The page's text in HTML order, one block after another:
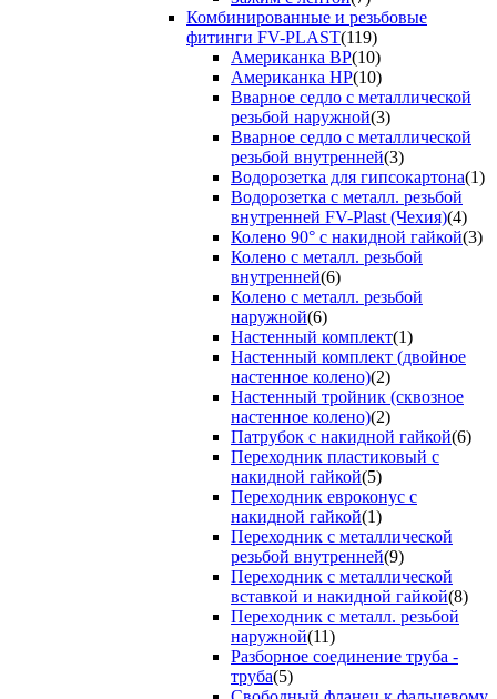
Комбинированные и резьбовые
фитинги FV-PLAST(119)
Американка ВР(10)
Американка НР(10)
Вварное седло с металлической
резьбой наружной(3)
Вварное седло с металлической
резьбой внутренней(3)
Водорозетка для гипсокартона(1)
Водорозетка с металл. резьбой
внутренней FV-Plast (Чехия)(4)
Колено 90° с накидной гайкой(3)
Колено с металл. резьбой
внутренней(6)
Колено с металл. резьбой
наружной(6)
Настенный комплект(1)
Настенный комплект (двойное
настенное колено)(2)
Настенный тройник (сквозное
настенное колено)(2)
Патрубок с накидной гайкой(6)
Переходник пластиковый с
накидной гайкой(5)
Переходник евроконус с
накидной гайкой(1)
Переходник с металлической
резьбой внутренней(9)
Переходник с металлической
вставкой и накидной гайкой(8)
Переходник с металл. резьбой
наружной(11)
Разборное соединение труба -
труба(5)